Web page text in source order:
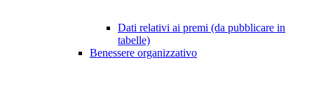
Dati relativi ai premi (da pubblicare in
tabelle)
Benessere organizzativo